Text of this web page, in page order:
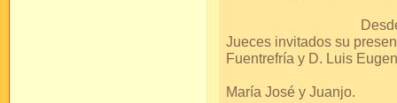
Desde estas
Jueces invitados su
Fuentrefría y
María